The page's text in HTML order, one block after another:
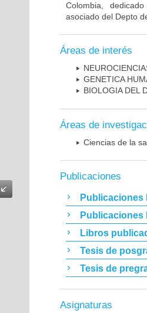
Colombia,
asociado del Depto
Áreas de interés
GENETICA
BIOLOGIA DEL
Áreas de
Ciencias de la
Publicaciones
Publicaciones
Publicaciones
Libros
Tesis de
Tesis de
Asignaturas